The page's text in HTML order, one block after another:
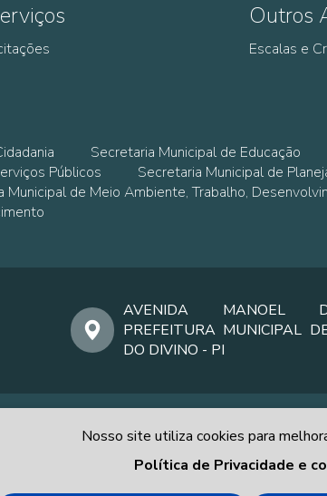
Outros
Escalas e
Secretaria Municipal de Educação
Públicos
Secretaria Municipal de
Municipal de Meio Ambiente, Trabalho,
AVENIDA MANOEL
PREFEITURA MUNICIPAL
DO DIVINO - PI
Nosso site utiliza cookies para
Política de Privacidade e